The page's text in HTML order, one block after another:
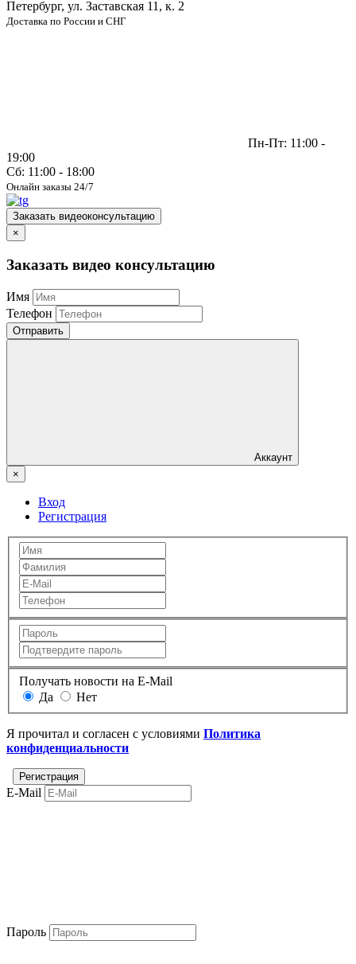
Петербург, ул. Заставская 11, к. 2
Доставка по России и СНГ
Пн-Пт: 11:00 -
19:00
Сб: 11:00 - 18:00
Онлайн заказы 24/7
Заказать видеоконсультацию
×
Заказать видео консультацию
Имя
Телефон
Отправить
Аккаунт
×
Вход
Регистрация
Получать новости на E-Mail
Да
Нет
Я прочитал и согласен с условиями Политика
конфиденциальности
E-Mail
Пароль